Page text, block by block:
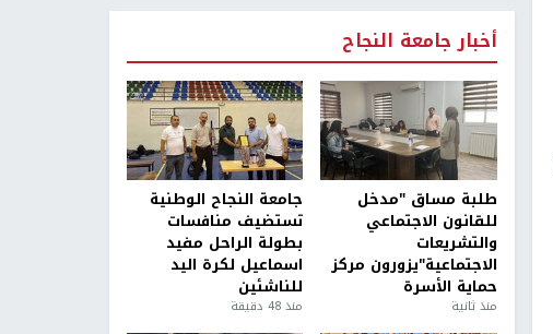
أخبار جامعة النجاح
طلبة مساق "مدخل
للقانون الاجتماعي
والتشريعات
الاجتماعية"يزورون مركز
حماية الأسرة
منذ ثانية
جامعة النجاح الوطنية
تستضيف منافسات
بطولة الراحل مفيد
اسماعيل لكرة اليد
للناشئين
منذ 48 دقيقة